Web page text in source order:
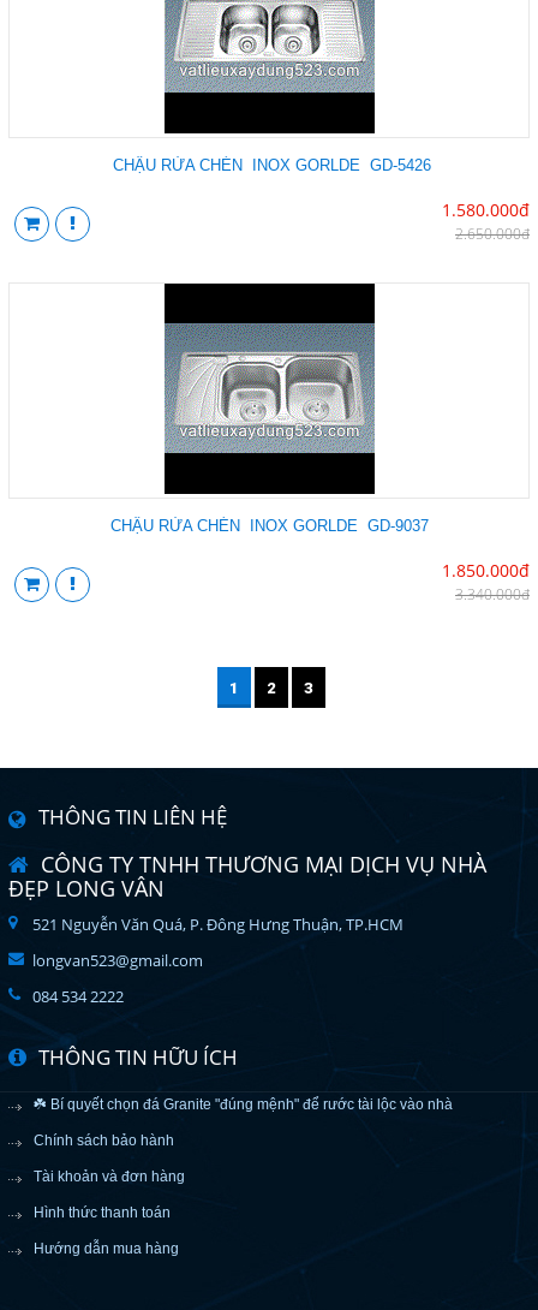
CHẬU RỬA CHÉN INOX GORLDE GD-5426
1.580.000đ
2.650.000đ
CHẬU RỬA CHÉN INOX GORLDE GD-9037
1.850.000đ
3.340.000đ
1 2 3
THÔNG TIN LIÊN HỆ
CÔNG TY TNHH THƯƠNG MẠI DỊCH VỤ NHÀ
ĐẸP LONG VÂN
521 Nguyễn Văn Quá, P. Đông Hưng Thuận, TP.HCM
longvan523@gmail.com
084 534 2222
THÔNG TIN HỮU ÍCH
☘️ Bí quyết chọn đá Granite "đúng mệnh" để rước tài lộc vào nhà
Chính sách bảo hành
Tài khoản và đơn hàng
Hình thức thanh toán
Hướng dẫn mua hàng